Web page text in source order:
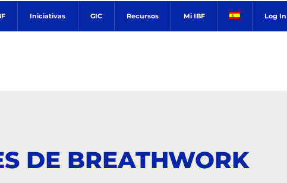
Iniciativas GIC Recursos Mi IBF Log In
DE BREATHWORK